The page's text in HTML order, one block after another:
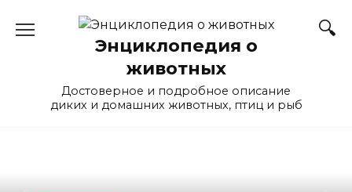
Энциклопедия о
животных
Достоверное и подробное описание
диких и домашних животных, птиц и рыб